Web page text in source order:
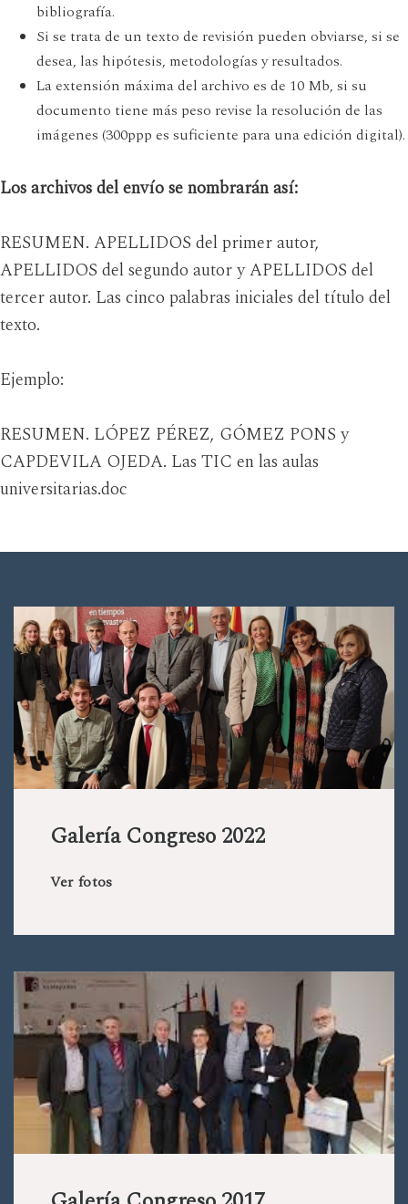
bibliografía.
Si se trata de un texto de revisión pueden obviarse, si se
desea, las hipótesis, metodologías y resultados.
La extensión máxima del archivo es de 10 Mb, si su
documento tiene más peso revise la resolución de las
imágenes (300ppp es suficiente para una edición digital).
Los archivos del envío se nombrarán así:
RESUMEN. APELLIDOS del primer autor,
APELLIDOS del segundo autor y APELLIDOS del
tercer autor. Las cinco palabras iniciales del título del
texto.
Ejemplo:
RESUMEN. LÓPEZ PÉREZ, GÓMEZ PONS y
CAPDEVILA OJEDA. Las TIC en las aulas
universitarias.doc
Galería Congreso 2022
Ver fotos